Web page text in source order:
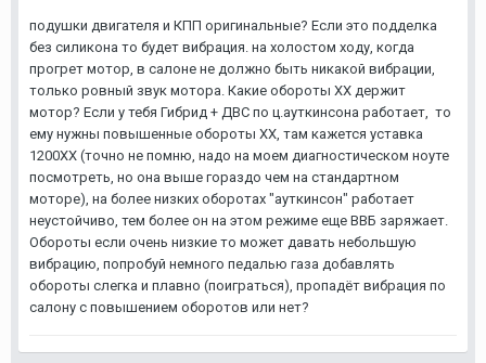
подушки двигателя и КПП оригинальные? Если это подделка
без силикона то будет вибрация. на холостом ходу, когда
прогрет мотор, в салоне не должно быть никакой вибрации,
только ровный звук мотора. Какие обороты ХХ держит
мотор? Если у тебя Гибрид + ДВС по ц.ауткинсона работает, то
ему нужны повышенные обороты ХХ, там кажется уставка
1200ХХ (точно не помню, надо на моем диагностическом ноуте
посмотреть, но она выше гораздо чем на стандартном
моторе), на более низких оборотах "ауткинсон" работает
неустойчиво, тем более он на этом режиме еще ВВБ заряжает.
Обороты если очень низкие то может давать небольшую
вибрацию, попробуй немного педалью газа добавлять
обороты слегка и плавно (поиграться), пропадёт вибрация по
салону с повышением оборотов или нет?